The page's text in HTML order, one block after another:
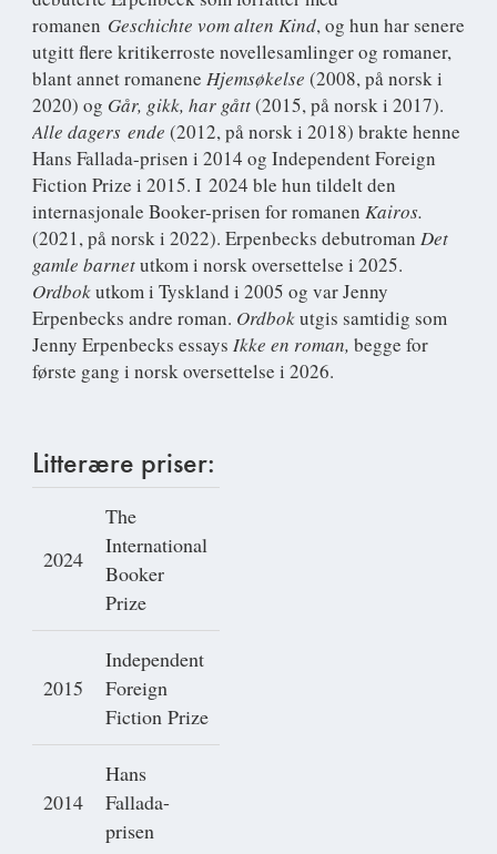
romanen Geschichte vom alten Kind, og hun har senere
utgitt flere kritikerroste novellesamlinger og romaner,
blant annet romanene Hjemsøkelse (2008, på norsk i
2020) og Går, gikk, har gått(2015, på norsk i 2017).
Alle dagers ende (2012, på norsk i 2018) brakte henne
Hans Fallada-prisen i 2014 og Independent Foreign
Fiction Prize i 2015. I 2024 ble hun tildelt den
internasjonale Booker-prisen for romanen Kairos.
(2021, på norsk i 2022). Erpenbecks debutroman Det
gamle barnetutkom i norsk oversettelse i 2025.
Ordbokutkom i Tyskland i 2005 og var Jenny
Erpenbecks andre roman. Ordbokutgis samtidig som
Jenny Erpenbecks essays Ikke en roman, begge for
første gang i norsk oversettelse i 2026.
Litterære priser:
2024
The
International
Booker
Prize
2015
Independent
Foreign
Fiction Prize
2014
Hans
Fallada-
prisen